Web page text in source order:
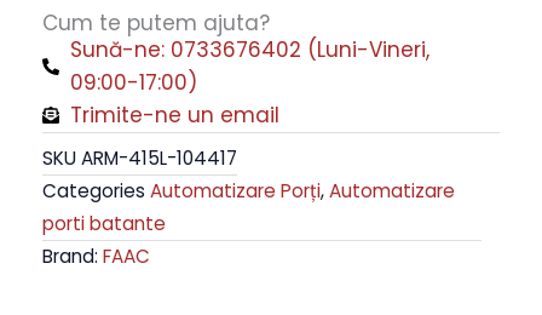
quantity
Cum te putem ajuta?
Sună-ne: 0733676402 (Luni-Vineri,
09:00-17:00)
Trimite-ne un email
SKUARM-415L-104417
Categories Automatizare Porți,Automatizare
porti batante
Brand: FAAC